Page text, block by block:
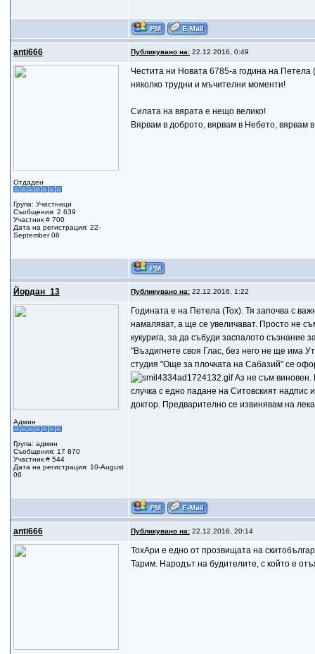
anti666 Публикувано на:22.12.2016, 0:49
Отдаден
Група: Участници
Съобщения: 2 639
Участник # 700
Дата на регистрация: 22-
September 06
Честита ни Новата 6785-а година на Петела
няколко трудни и мъчителни моменти!
Силата на вярата е нещо велико!
Вярвам в доброто, вярвам в Небето, вярвам
Йордан_13 Публикувано на:22.12.2016, 1:22
Админ
Група: админ
Съобщения: 17 870
Участник # 544
Дата на регистрация: 10-August
06
Годината е на Петела (Тох). Тя започва с
намаляват, а ще се увеличават. Просто не
кукурига, за да събуди заспалото
"Въздигнете своя Глас, без него не ще има
студия "Още за плочката на Сабазий" се
Аз не съм виновен.
случка с едно падане на Ситовският надпис
доктор. Предварително се извинявам на
anti666 Публикувано на:22.12.2016, 20:14
ТохАри е едно от прозвищата на
Тарим. Народът на будителите, с който е